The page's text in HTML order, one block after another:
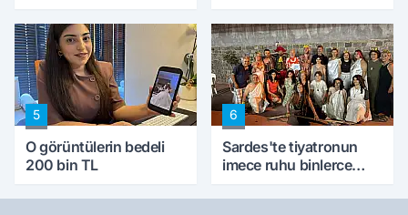
5
O görüntülerin bedeli
200 bin TL
6
Sardes'te tiyatronun
imece ruhu binlerce